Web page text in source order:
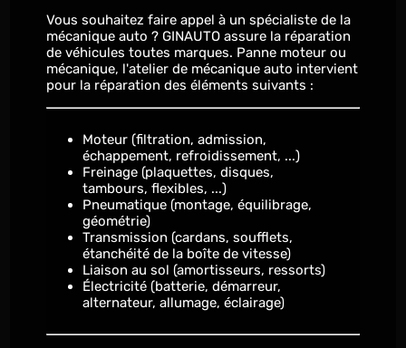
Vous souhaitez faire appel à un spécialiste de la
mécanique auto ? GINAUTO assure la réparation
de véhicules toutes marques. Panne moteur ou
mécanique, l'atelier de mécanique auto intervient
pour la réparation des éléments suivants :
Moteur (filtration, admission,
échappement, refroidissement, ...)
Freinage (plaquettes, disques,
tambours, flexibles, ...)
Pneumatique (montage, équilibrage,
géométrie)
Transmission (cardans, soufflets,
étanchéité de la boîte de vitesse)
Liaison au sol (amortisseurs, ressorts)
Électricité (batterie, démarreur,
alternateur, allumage, éclairage)